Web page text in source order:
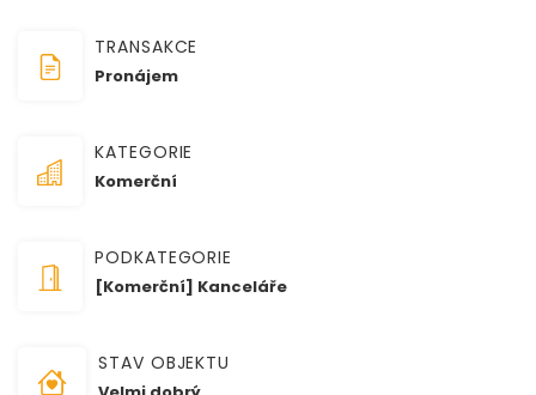
TRANSAKCE
Pronájem
KATEGORIE
Komerční
PODKATEGORIE
[Komerční] Kanceláře
STAV OBJEKTU